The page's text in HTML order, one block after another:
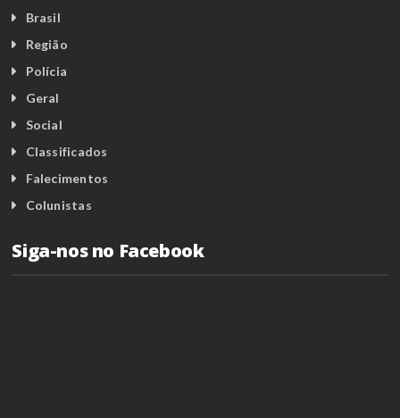
Brasil
Região
Polícia
Geral
Social
Classificados
Falecimentos
Colunistas
Siga-nos no Facebook